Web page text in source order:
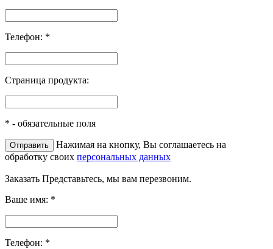
Телефон: *
Страница продукта:
* - обязательные поля
Нажимая на кнопку, Вы соглашаетесь на
обработку своих персональных данных
Заказать Представьтесь, мы вам перезвоним.
Ваше имя: *
Телефон: *